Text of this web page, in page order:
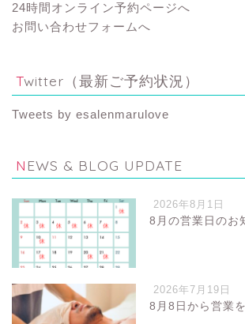
24時間オンライン予約ページへ
お問い合わせフォームへ
Twitter（最新ご予約状況）
Tweets by esalenmarulove
NEWS & BLOG UPDATE
2026年8月1日
8月の営業日のお
2026年7月19日
8月8日から営業